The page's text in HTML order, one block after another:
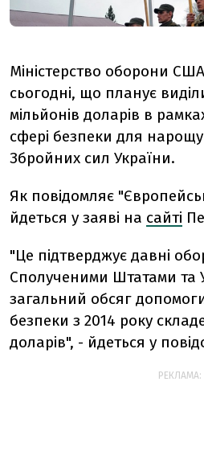
Міністерство оборони
сьогодні, що планує
мільйонів доларів в
сфері безпеки для
Збройних сил України.
Як повідомляє
йдеться у заяві на сайті
"Це підтверджує давні
Сполученими Штатами та
загальний обсяг допомоги
безпеки з 2014 року
доларів", - йдеться у
РЕКЛАМА: